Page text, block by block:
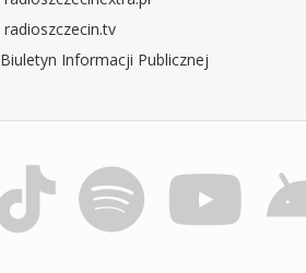
radioszczecin.tv
Biuletyn Informacji Publicznej